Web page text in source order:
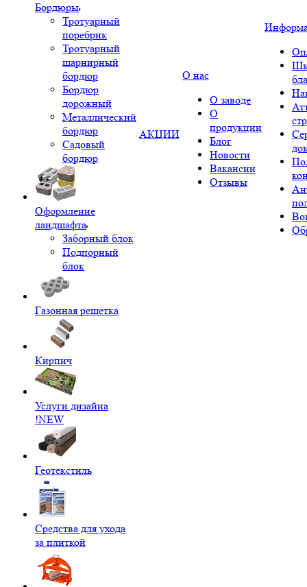
Бордюры
Тротуарный
поребрик
Тротуарный
шарнирный
бордюр
Бордюр
дорожный
Металлический
бордюр
Садовый
бордюр
Оформление
ландшафта
Заборный блок
Подпорный
блок
Газонная решетка
Кирпич
Услуги дизайна
!NEW
Геотекстиль
Средства для ухода
за плиткой
АКЦИИ
О нас
О заводе
О
продукции
Блог
Новости
Вакансии
Отзывы